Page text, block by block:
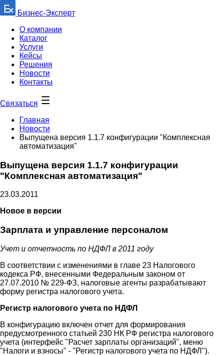
Бизнес-Эксперт
О компании
Каталог
Услуги
Кейсы
Решения
Новости
Контакты
Связаться
Главная
Новости
Выпущена версия 1.1.7 конфигурации "Комплексная
автоматизация"
Выпущена версия 1.1.7 конфигурации
"Комплексная автоматизация"
23.03.2011
Новое в версии
Зарплата и управление персоналом
Учет и отчетность по НДФЛ в 2011 году
В соответствии с изменениями в главе 23 Налогового
кодекса РФ, внесенными Федеральным законом от
27.07.2010 № 229-ФЗ, налоговые агенты разрабатывают
форму регистра налогового учета.
Регистр налогового учета по НДФЛ
В конфигурацию включен отчет для формирования
предусмотренного статьей 230 НК РФ регистра налогового
учета (интерфейс "Расчет зарплаты организаций", меню
"Налоги и взносы" - "Регистр налогового учета по НДФЛ").